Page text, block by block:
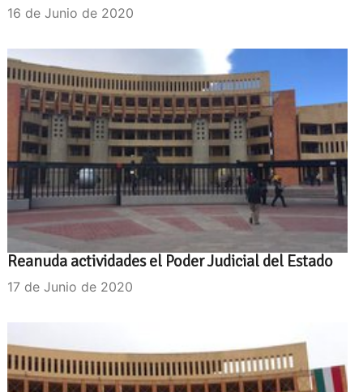
16 de Junio de 2020
Reanuda actividades el Poder Judicial del Estado
17 de Junio de 2020